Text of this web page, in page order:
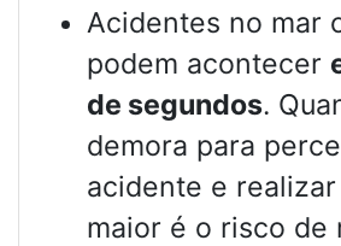
Acidentes no mar
podem acontecer
de segundos.
demora para
acidente e
maior é o risco de